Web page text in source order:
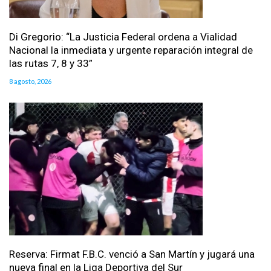
Di Gregorio: “La Justicia Federal ordena a Vialidad
Nacional la inmediata y urgente reparación integral de
las rutas 7, 8 y 33”
8 agosto, 2026
Reserva: Firmat F.B.C. venció a San Martín y jugará una
nueva final en la Liga Deportiva del Sur